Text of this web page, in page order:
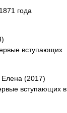
года
вступающих
(2017)
вступающих в